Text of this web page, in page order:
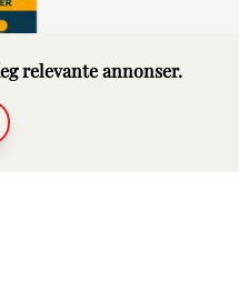
relevante annonser.